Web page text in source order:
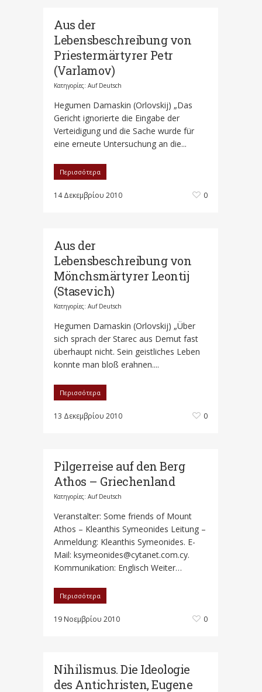
Aus der
Lebensbeschreibung von
Priestermärtyrer Petr
(Varlamov)
Κατηγορίες: Auf Deutsch
Hegumen Damaskin (Orlovskij) „Das
Gericht ignorierte die Eingabe der
Verteidigung und die Sache wurde für
eine erneute Untersuchung an die...
Περισσότερα
14 Δεκεμβρίου 2010 0
Aus der
Lebensbeschreibung von
Mönchsmärtyrer Leontij
(Stasevich)
Κατηγορίες: Auf Deutsch
Hegumen Damaskin (Orlovskij) „Über
sich sprach der Starec aus Demut fast
überhaupt nicht. Sein geistliches Leben
konnte man bloß erahnen....
Περισσότερα
13 Δεκεμβρίου 2010 0
Pilgerreise auf den Berg
Athos – Griechenland
Κατηγορίες: Auf Deutsch
Veranstalter: Some friends of Mount
Athos – Kleanthis Symeonides Leitung –
Anmeldung: Kleanthis Symeonides. E-
Mail: ksymeonides@cytanet.com.cy.
Kommunikation: Englisch Weiter…
Περισσότερα
19 Νοεμβρίου 2010 0
Nihilismus. Die Ideologie
des Antichristen, Eugene